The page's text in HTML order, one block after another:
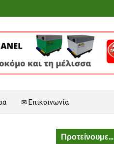
✉ Επικοινωνία
Προτείνουμε...